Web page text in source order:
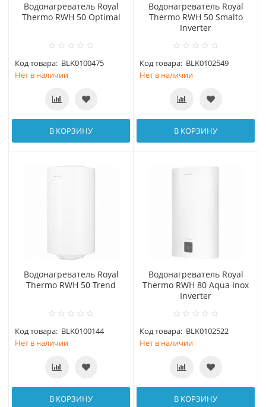
Водонагреватель Royal
Thermo RWH 50 Optimal
Код товара: BLK0100475
Нет в наличии
В КОРЗИНУ
Водонагреватель Royal
Thermo RWH 50 Smalto
Inverter
Код товара: BLK0102549
Нет в наличии
В КОРЗИНУ
Водонагреватель Royal
Thermo RWH 50 Trend
Код товара: BLK0100144
Нет в наличии
В КОРЗИНУ
Водонагреватель Royal
Thermo RWH 80 Aqua Inox
Inverter
Код товара: BLK0102522
Нет в наличии
В КОРЗИНУ